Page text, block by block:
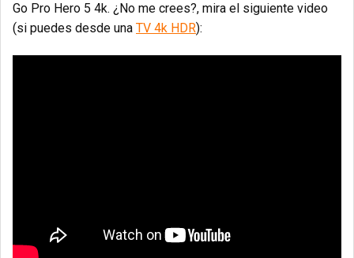
Go Pro Hero 5 4k. ¿No me crees?, mira el siguiente video
(si puedes desde una TV 4k HDR):